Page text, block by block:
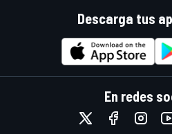
Descarga tus
En redes